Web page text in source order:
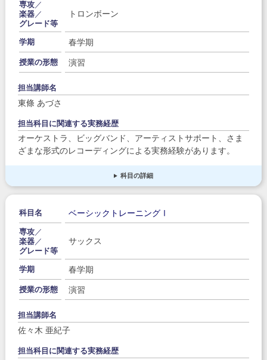
専攻／
楽器／
グレード等
トロンボーン
学期 春学期
授業の形態 演習
担当講師名
東條 あづさ
担当科目に関連する実務経歴
オーケストラ、ビッグバンド、アーティストサポート、さま
ざまな形式のレコーディングによる実務経験があります。
科目の詳細
科目名 ベーシックトレーニングⅠ
専攻／
楽器／
グレード等
サックス
学期 春学期
授業の形態 演習
担当講師名
佐々木 亜紀子
担当科目に関連する実務経歴